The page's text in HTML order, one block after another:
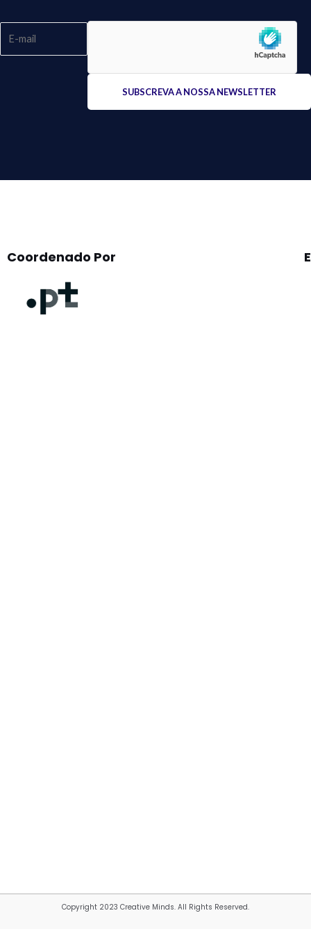
Coordenado Por
Copyright 2023 Creative Minds. All Rights Reserved.